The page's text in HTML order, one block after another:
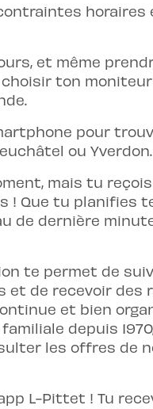
horaires
et même
choisir ton
pour
ou Yverdon.
mais tu
! Que tu planifies
de dernière
te permet de
et de recevoir des
et bien
depuis
les offres de
L-Pittet ! Tu